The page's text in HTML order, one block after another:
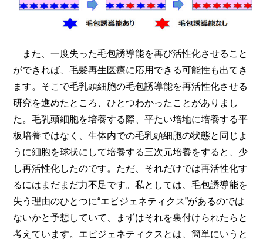
また、一度失った毛包誘導能を再び活性化させること
ができれば、毛髪再生医療に応用できる可能性も出てき
ます。そこで毛乳頭細胞の毛包誘導能を再活性化させる
研究を進めたところ、ひとつわかったことがありまし
た。毛乳頭細胞を培養する際、平たい培地に培養する平
板培養ではなく、生体内での毛乳頭細胞の状態と同じよ
うに細胞を球状にして培養する三次元培養をすると、少
し再活性化したのです。ただ、それだけでは再活性化す
るにはまだまだ力不足です。私としては、毛包誘導能を
失う理由のひとつに“エピジェネティクス”があるのでは
ないかと予想していて、まずはそれを裏付けられたらと
考えています。エピジェネティクスとは、簡単にいうと